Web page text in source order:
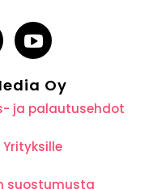
Oy
ja palautusehdot
Yrityksille
suostumusta